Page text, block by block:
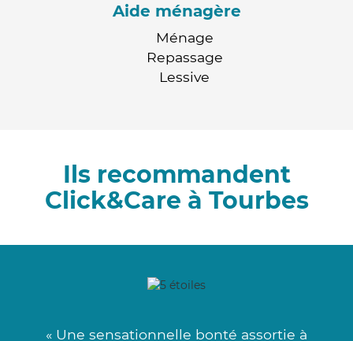
Aide ménagère
Ménage
Repassage
Lessive
Ils recommandent
Click&Care à Tourbes
« Une sensationnelle bonté assortie à